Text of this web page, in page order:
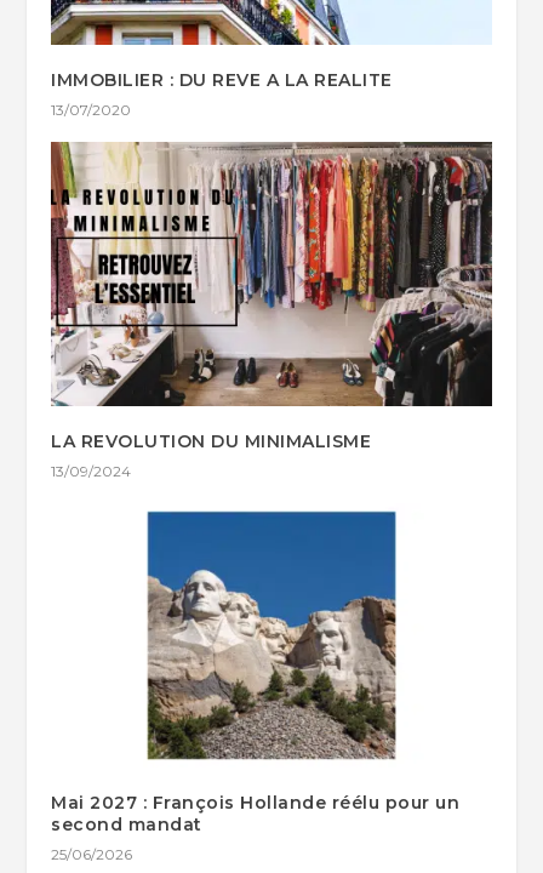
IMMOBILIER : DU REVE A LA REALITE
13/07/2020
LA REVOLUTION DU MINIMALISME
13/09/2024
Mai 2027 : François Hollande réélu pour un
second mandat
25/06/2026